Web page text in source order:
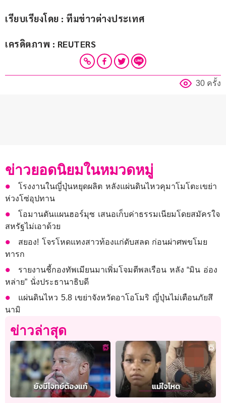
เรียบเรียงโดย : ทีมข่าวต่างประเทศ
เครดิตภาพ : REUTERS
30 ครั้ง
ข่าวยอดนิยมในหมวดหมู่
โรงงานในญี่ปุ่นหยุดผลิต หลังแผ่นดินไหวคุมาโมโตะเขย่า
ห่วงโซ่อุปทาน
โอมานดันแผนฮอร์มุซ เสนอเก็บค่าธรรมเนียมโดยสมัครใจ
สหรัฐไม่เอาด้วย
สยอง! โจรโหดแทงสาวท้องแก่ดับสลด ก่อนผ่าศพขโมย
ทารก
รายงานชี้กองทัพเมียนมาเพิ่มโจมตีพลเรือน หลัง “มิน อ่อง
หล่าย” นั่งประธานาธิบดี
แผ่นดินไหว 5.8 เขย่าจังหวัดอาโอโมริ ญี่ปุ่นไม่เตือนภัยสึ
นามิ
ข่าวล่าสุด